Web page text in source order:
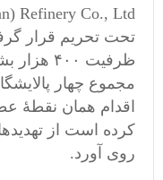
تحت تحریم قرار
ظرفیت
مجموع چهار
اقدام همان نقطهٔ
کرده است از
روی آورد.